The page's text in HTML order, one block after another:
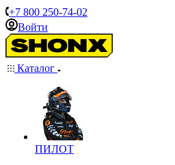
+7 800 250-74-02
Войти
Каталог
ПИЛОТ